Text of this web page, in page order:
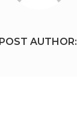
POST AUTHOR: